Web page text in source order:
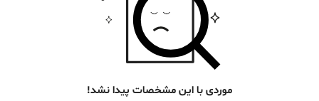
موردی با این مشخصات پیدا نشد!